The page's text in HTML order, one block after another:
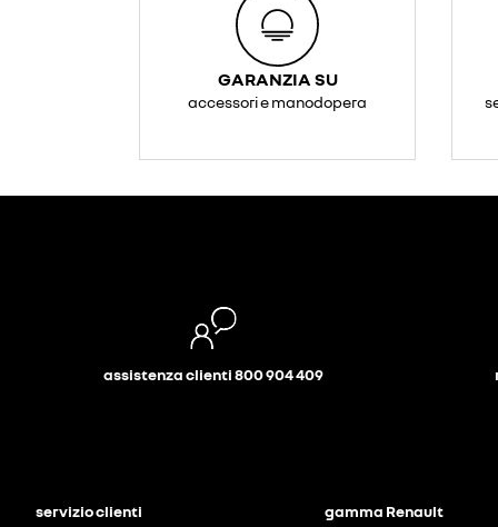
GARANZIA SU
accessori e manodopera
assistenza clienti 800 904 409
servizio clienti gamma Renault